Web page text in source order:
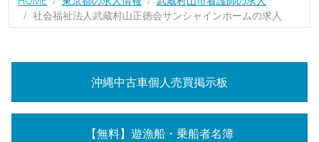
社会福祉法人武蔵村山正徳会サンシャインホームの求人
沖縄中古車個人売買掲示板
【無料】遊漁船・乗船者名簿